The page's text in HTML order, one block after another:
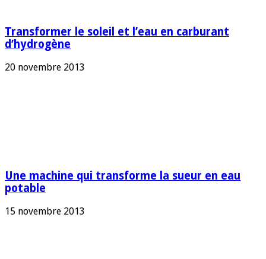
Transformer le soleil et l’eau en carburant
d’hydrogène
20 novembre 2013
Une machine qui transforme la sueur en eau
potable
15 novembre 2013